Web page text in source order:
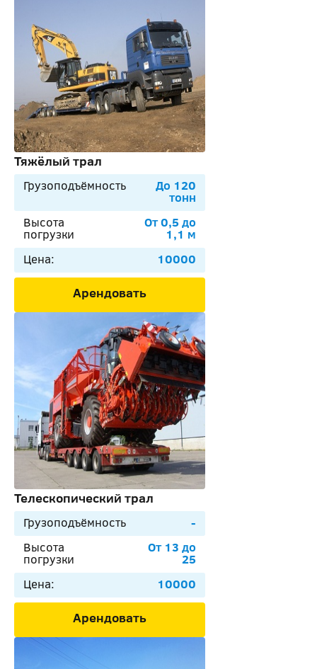
Тяжёлый трал
Грузоподъёмность До 120
тонн
Высота
погрузки
От 0,5 до
1,1 м
Цена:
10000
Арендовать
Телескопический трал
Грузоподъёмность
-
Высота
погрузки
От 13 до
25
Цена:
10000
Арендовать